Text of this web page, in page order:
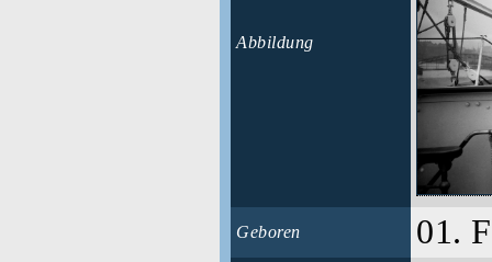
Abbildung
Geboren 01.